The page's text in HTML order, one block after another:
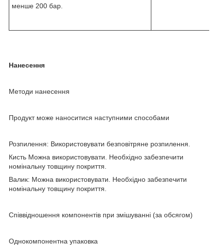
менше 200 бар.
Нанесення
Методи нанесення
Продукт може наноситися наступними способами
Розпилення: Використовувати безповітряне розпилення.
Кисть Можна використовувати. Необхідно забезпечити
номінальну товщину покриття.
Валик: Можна використовувати. Необхідно забезпечити
номінальну товщину покриття.
Співвідношення компонентів при змішуванні (за обсягом)
Однокомпонентна упаковка